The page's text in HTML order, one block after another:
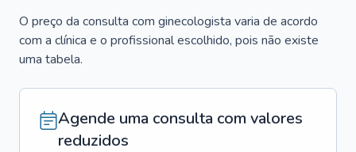
O preço da consulta com ginecologista varia de acordo
com a clínica e o profissional escolhido, pois não existe
uma tabela.
Agende uma consulta com valores
reduzidos